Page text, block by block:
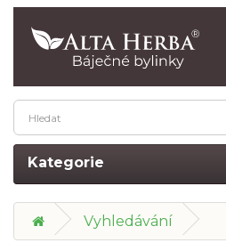
Kategorie
Vyhledávání